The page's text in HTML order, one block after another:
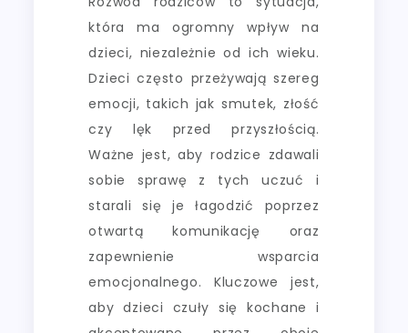
która ma ogromny wpływ na
dzieci, niezależnie od ich wieku.
Dzieci często przeżywają szereg
emocji, takich jak smutek, złość
czy lęk przed przyszłością.
Ważne jest, aby rodzice zdawali
sobie sprawę z tych uczuć i
starali się je łagodzić poprzez
otwartą komunikację oraz
zapewnienie wsparcia
emocjonalnego. Kluczowe jest,
aby dzieci czuły się kochane i